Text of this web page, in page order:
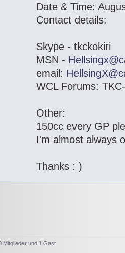
Date & Time:
Contact details:
Skype - tkckokiri
MSN -
email:
WCL Forums:
Other:
150cc every GP
I'm almost always
Thanks : )
Mitglieder und 1 Gast